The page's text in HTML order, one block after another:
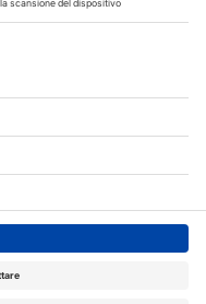
Rights Reserved